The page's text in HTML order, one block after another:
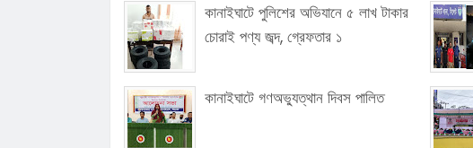
কানাইঘাটে পুলিশের অভিযানে ৫ লাখ টাকার
চোরাই পণ্য জব্দ, গ্রেফতার ১
কানাইঘাটে গণঅভ্যুত্থান দিবস পালিত